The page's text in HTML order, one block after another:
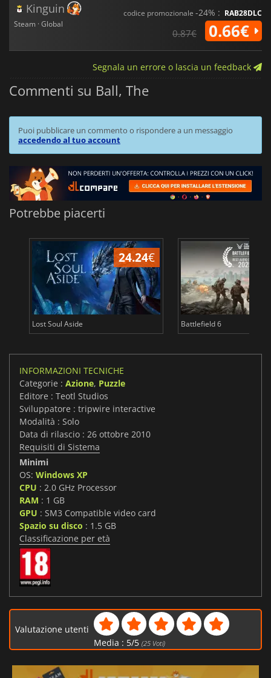
Kinguin
Steam · Global
codice promozionale -24% : RAB28DLC
0.87€ 0.66€
Segnala un errore o lascia un feedback
Commenti su Ball, The
Puoi pubblicare un commento o rispondere a un messaggio
accedendo al tuo account
Potrebbe piacerti
24.24€
Lost Soul Aside Battlefield 6
INFORMAZIONI TECNICHE
Categorie : Azione, Puzzle
Editore : Teotl Studios
Sviluppatore : tripwire interactive
Modalità : Solo
Data di rilascio : 26 ottobre 2010
Requisiti di Sistema
Minimi
OS: Windows XP
CPU : 2.0 GHz Processor
RAM : 1 GB
GPU : SM3 Compatible video card
Spazio su disco : 1.5 GB
Classificazione per età
Valutazione utenti
Media : 5/5 (25Voti)